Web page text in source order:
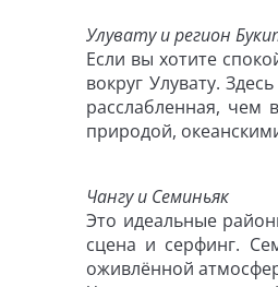
Улувату и регион
Если вы хотите
вокруг Улувату.
расслабленная, чем
природой,
Чангу и Семиньяк
Это идеальные
сцена и серфинг.
оживлённой